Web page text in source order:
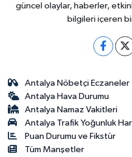
güncel olaylar, haberler,
bilgileri içeren
Antalya Nöbetçi Eczaneler
Antalya Hava Durumu
Antalya Namaz Vakitleri
Antalya Trafik Yoğunluk
Puan Durumu ve Fikstür
Tüm Manşetler